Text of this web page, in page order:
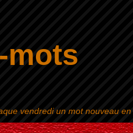
mots
Aller au contenu|
vendredi un mot nouveau